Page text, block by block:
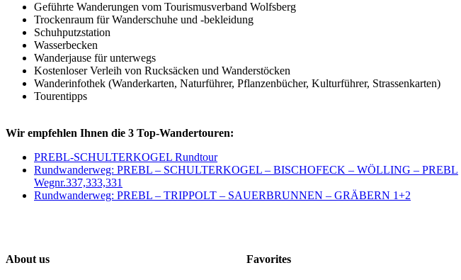
Geführte Wanderungen vom Tourismusverband Wolfsberg
Trockenraum für Wanderschuhe und -bekleidung
Schuhputzstation
Wasserbecken
Wanderjause für unterwegs
Kostenloser Verleih von Rucksäcken und Wanderstöcken
Wanderinfothek (Wanderkarten, Naturführer, Pflanzenbücher, Kulturführer, Strassenkarten)
Tourentipps
Wir empfehlen Ihnen die 3 Top-Wandertouren:
PREBL-SCHULTERKOGEL Rundtour
Rundwanderweg: PREBL – SCHULTERKOGEL – BISCHOFECK – WÖLLING – PREBL
Wegnr.337,333,331
Rundwanderweg: PREBL – TRIPPOLT – SAUERBRUNNEN – GRÄBERN 1+2
About us Favorites